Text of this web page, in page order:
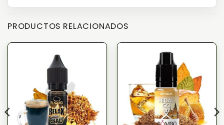
PRODUCTOS RELACIONADOS